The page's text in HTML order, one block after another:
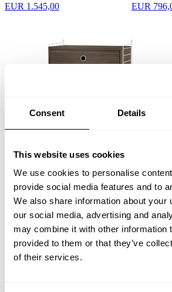
Consent Details
This website uses cookies
We use cookies to personalise
provide social media features and to
We also share information about your
our social media, advertising and
may combine it with other information
provided to them or that they’ve
of their services.
EUR 1.545,00
EUR
EUR 757,00